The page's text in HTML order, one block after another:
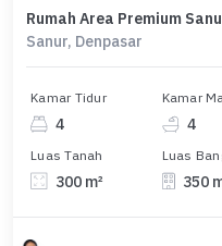
Sanur, Denpasar
Kamar Tidur
4
Kamar
4
Luas Tanah
300 m²
Luas
350